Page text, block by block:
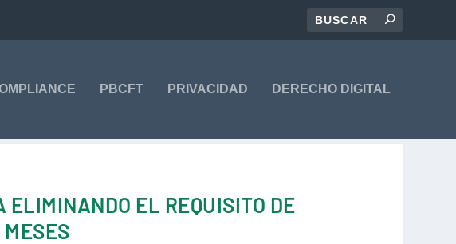
PBCFT PRIVACIDAD DERECHO DIGITAL
EL REQUISITO DE